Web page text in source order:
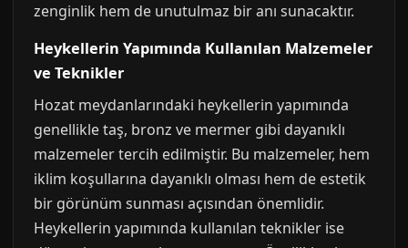
zenginlik hem de unutulmaz bir anı sunacaktır.
Heykellerin Yapımında Kullanılan Malzemeler
ve Teknikler
Hozat meydanlarındaki heykellerin yapımında
genellikle taş, bronz ve mermer gibi dayanıklı
malzemeler tercih edilmiştir. Bu malzemeler, hem
iklim koşullarına dayanıklı olması hem de estetik
bir görünüm sunması açısından önemlidir.
Heykellerin yapımında kullanılan teknikler ise